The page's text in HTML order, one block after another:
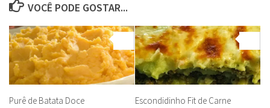
VOCÊ PODE GOSTAR...
Purê de Batata Doce
Escondidinho Fit de Carne